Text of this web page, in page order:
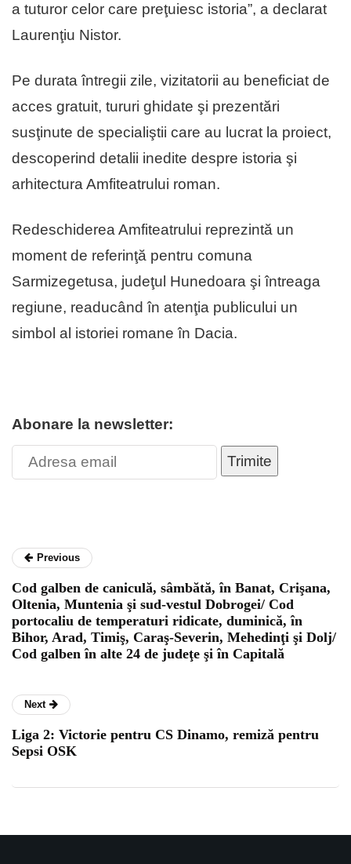
a tuturor celor care preţuiesc istoria”, a declarat
Laurenţiu Nistor.
Pe durata întregii zile, vizitatorii au beneficiat de
acces gratuit, tururi ghidate şi prezentări
susţinute de specialiştii care au lucrat la proiect,
descoperind detalii inedite despre istoria şi
arhitectura Amfiteatrului roman.
Redeschiderea Amfiteatrului reprezintă un
moment de referinţă pentru comuna
Sarmizegetusa, judeţul Hunedoara şi întreaga
regiune, readucând în atenţia publicului un
simbol al istoriei romane în Dacia.
Abonare la newsletter:
Trimite
Previous
Cod galben de caniculă, sâmbătă, în Banat, Crişana,
Oltenia, Muntenia şi sud-vestul Dobrogei/ Cod
portocaliu de temperaturi ridicate, duminică, în
Bihor, Arad, Timiş, Caraş-Severin, Mehedinţi şi Dolj/
Cod galben în alte 24 de judeţe şi în Capitală
Next
Liga 2: Victorie pentru CS Dinamo, remiză pentru
Sepsi OSK